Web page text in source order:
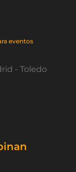
eventos
- Toledo